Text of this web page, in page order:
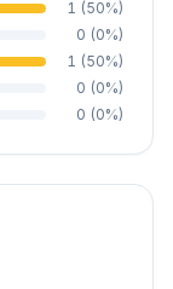
1 (50%)
0 (0%)
1 (50%)
0 (0%)
0 (0%)